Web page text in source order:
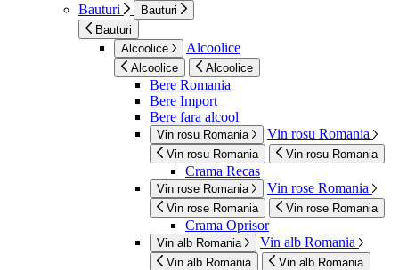
Bauturi
Bauturi
Bauturi
Alcoolice
Alcoolice
Alcoolice Alcoolice
Bere Romania
Bere Import
Bere fara alcool
Vin rosu Romania Vin rosu Romania
Vin rosu Romania Vin rosu Romania
Crama Recas
Vin rose Romania Vin rose Romania
Vin rose Romania Vin rose Romania
Crama Oprisor
Vin alb Romania Vin alb Romania
Vin alb Romania Vin alb Romania